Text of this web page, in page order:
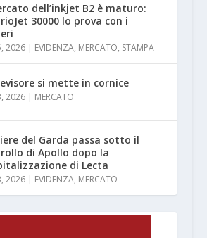
dell’inkjet B2 è maturo:
30000 lo prova con i
2026| EVIDENZA, MERCATO, STAMPA
si mette in cornice
2026| MERCATO
del Garda passa sotto il
di Apollo dopo la
di Lecta
2026| EVIDENZA, MERCATO